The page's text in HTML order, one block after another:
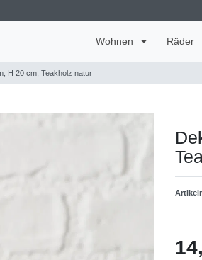
Wohnen Räder
H 20 cm, Teakholz natur